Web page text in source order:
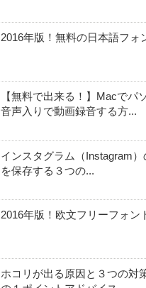
2016年版！無料の日本語フォ
【無料で出来る！】Macでパ
音声入りで動画録音する方...
インスタグラム（Instagram
を保存する３つの...
2016年版！欧文フリーフォン
ホコリが出る原因と３つの対